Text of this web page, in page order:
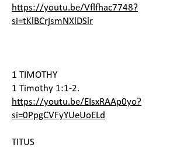
https://youtu.be/Vflfhac7748?
si=tKlBCrjsmNXlDSlr
1 TIMOTHY
1 Timothy 1:1-2.
https://youtu.be/EIsxRAAp0yo?
si=0PpgCVFyYUeUoELd
TITUS